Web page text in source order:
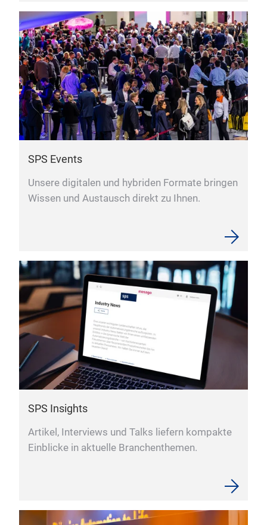
SPS Events
Unsere digitalen und hybriden Formate bringen
Wissen und Austausch direkt zu Ihnen.
SPS Insights
Artikel, Interviews und Talks liefern kompakte
Einblicke in aktuelle Branchenthemen.